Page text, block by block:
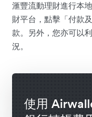
滙豐流動理財進行本
財平台，點擊「付款
款。另外，您亦可以
況。
使用